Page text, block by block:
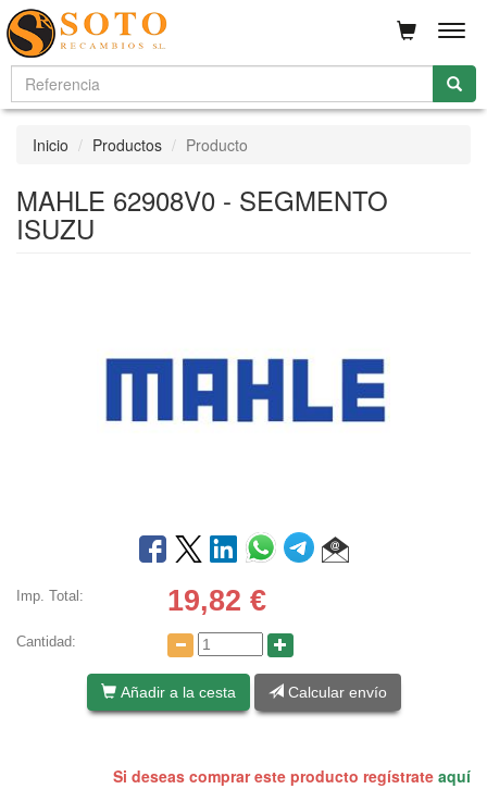
Inicio Productos Producto
MAHLE 62908V0 - SEGMENTO
ISUZU
Imp. Total: 19,82 €
Cantidad:
Añadir a la cesta Calcular envío
Si deseas comprar este producto regístrate aquí